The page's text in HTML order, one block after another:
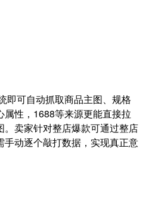
即可自动抓取商品主图、规格
性，1688等来源更能直接拉
卖家针对整店爆款可通过整店
动逐个敲打数据，实现真正意